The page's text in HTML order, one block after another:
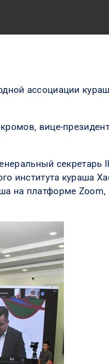
ассоциации
вице-
секретарь
института кураша
на платформе Zoom,